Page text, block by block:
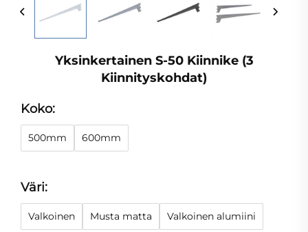
Yksinkertainen S-50 Kiinnike (3
Kiinnityskohdat)
Koko:
500mm 600mm
Väri:
Valkoinen Musta matta Valkoinen alumiini